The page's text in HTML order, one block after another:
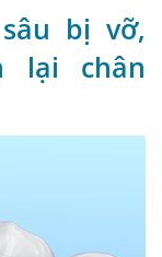
bị vỡ,
lại chân